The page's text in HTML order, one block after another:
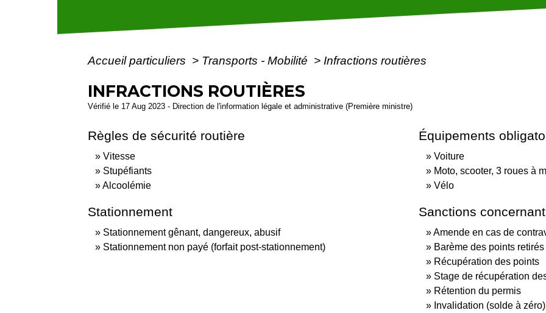
Accueil particuliers > Transports - Mobilité > Infractions routières
INFRACTIONS ROUTIÈRES
Vérifié le 17 Aug 2023 - Direction de l'information légale et administrative (Première ministre)
Règles de sécurité routière
Vitesse
Stupéfiants
Alcoolémie
Équipements
Voiture
Moto, scooter, 3 roues à
Vélo
Stationnement
Stationnement gênant, dangereux, abusif
Stationnement non payé (forfait post-stationnement)
Sanctions
Amende en cas de
Barème des points
Récupération des points
Stage de récupération
Rétention du permis
Invalidation (solde à zéro)